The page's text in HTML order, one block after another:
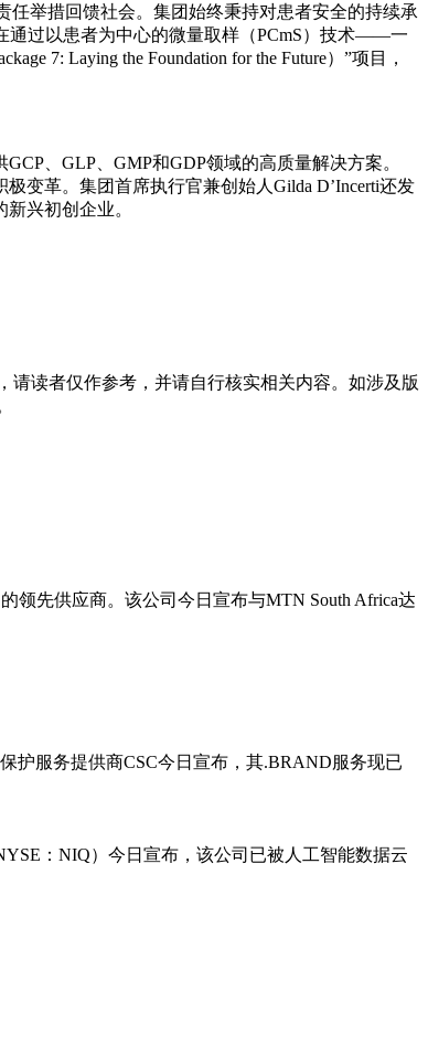
举措回馈社会。集团始终秉持对患者安全的持续承
通过以患者为中心的微量取样（PCmS）技术——一
7: Laying the Foundation for the Future）”项目，
、GLP、GMP和GDP领域的高质量解决方案。
变革。集团首席执行官兼创始人Gilda D’Incerti还发
兴初创企业。
读者仅作参考，并请自行核实相关内容。如涉及版
领先供应商。该公司今日宣布与MTN South Africa达
护服务提供商CSC今日宣布，其.BRAND服务现已
：NIQ）今日宣布，该公司已被人工智能数据云